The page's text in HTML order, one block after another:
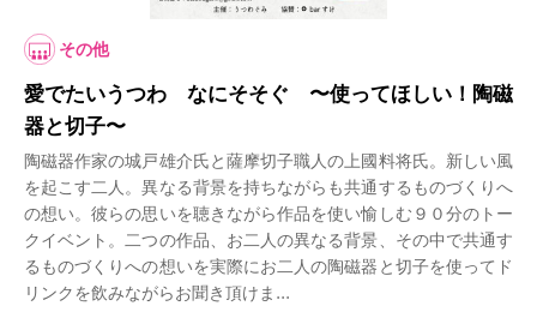
その他
愛でたいうつわ なにそそぐ 〜使ってほしい！陶磁
器と切子〜
陶磁器作家の城戸雄介氏と薩摩切子職人の上國料将氏。新しい風
を起こす二人。異なる背景を持ちながらも共通するものづくりへ
の想い。彼らの思いを聴きながら作品を使い愉しむ９０分のトー
クイベント。二つの作品、お二人の異なる背景、その中で共通す
るものづくりへの想いを実際にお二人の陶磁器と切子を使ってド
リンクを飲みながらお聞き頂けま...